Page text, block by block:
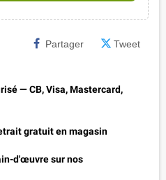
Partager Tweet
— CB, Visa, Mastercard,
gratuit en magasin
d'œuvre sur nos